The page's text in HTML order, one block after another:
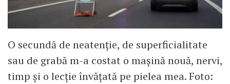
O secundă de neatenție, de superficialitate
sau de grabă m-a costat o mașină nouă, nervi,
timp și o lecție învățată pe pielea mea. Foto: